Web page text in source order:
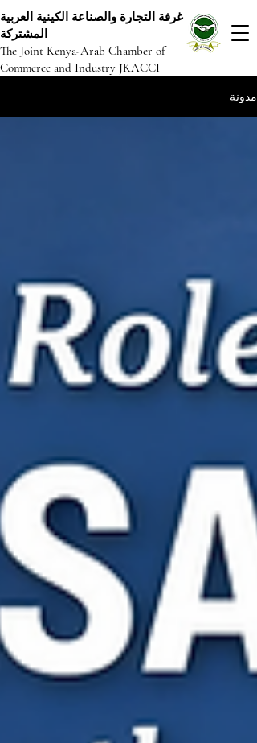
غرفة التجارة والصناعة الكينية العربية
المشتركة
The Joint Kenya-Arab Chamber of
Commerce and Industry JKACCI
مدونة